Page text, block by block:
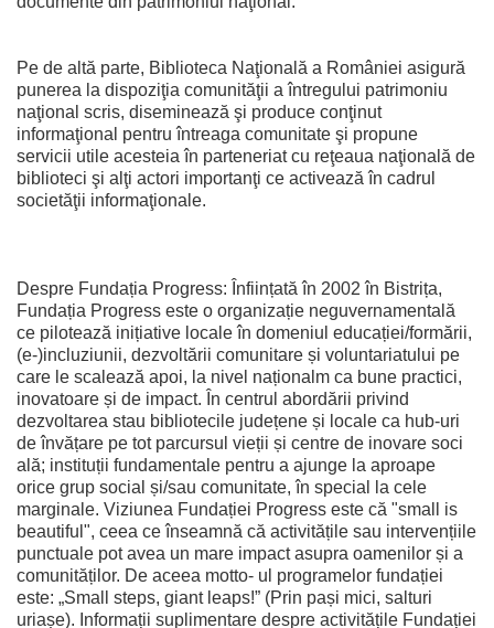
Pe de altă parte, Biblioteca Naţională a României asigură
punerea la dispoziţia comunităţii a întregului patrimoniu
naţional scris, diseminează şi produce conţinut
informaţional pentru întreaga comunitate şi propune
servicii utile acesteia în parteneriat cu reţeaua naţională de
biblioteci şi alţi actori importanţi ce activează în cadrul
societăţii informaţionale.
Despre Fundația Progress: Înființată în 2002 în Bistrița,
Fundația Progress este o organizație neguvernamentală
ce pilotează inițiative locale în domeniul educației/formării,
(e-)incluziunii, dezvoltării comunitare și voluntariatului pe
care le scalează apoi, la nivel naționalm ca bune practici,
inovatoare și de impact. În centrul abordării privind
dezvoltarea stau bibliotecile județene și locale ca hub-uri
de învățare pe tot parcursul vieții și centre de inovare soci
ală; instituții fundamentale pentru a ajunge la aproape
orice grup social și/sau comunitate, în special la cele
marginale. Viziunea Fundației Progress este că "small is
beautiful", ceea ce înseamnă că activitățile sau intervențiile
punctuale pot avea un mare impact asupra oamenilor și a
comunităților. De aceea motto- ul programelor fundației
este: „Small steps, giant leaps!” (Prin pași mici, salturi
uriașe). Informații suplimentare despre activitățile Fundației